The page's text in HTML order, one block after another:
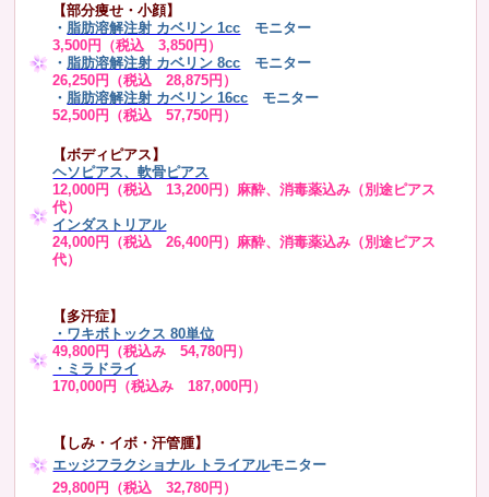
【部分痩せ・小顔】
・ 脂肪溶解注射 カベリン 1cc モニター
3,500円（税込 3,850円）
・ 脂肪溶解注射 カベリン 8cc モニター
26,250円（税込 28,875円）
・ 脂肪溶解注射 カベリン 16cc
モニター
52,500円（税込 57,750円）
【ボディピアス】
ヘソピアス、軟骨ピアス
12,000円（税込 13,200円）麻酔、消毒薬込み（別途ピアス
代）
インダストリアル
24,000円（税込 26,400円）麻酔、消毒薬込み（別途ピアス
代）
【多汗症】
・ ワキボトックス 80単位
49,800円（税込み 54,780円）
・ミラドライ
170,000円（税込み 187,000円）
【しみ・イボ・汗管腫】
エッジフラクショナル トライアルモニター
29,800円（税込 32,780円）